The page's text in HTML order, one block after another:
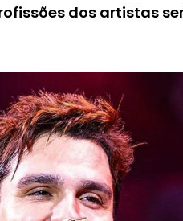
dos artistas